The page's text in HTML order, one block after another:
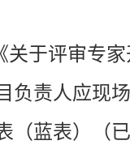
于评审专
负责人应现
蓝表）（